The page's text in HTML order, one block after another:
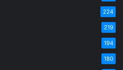
224
219
194
180